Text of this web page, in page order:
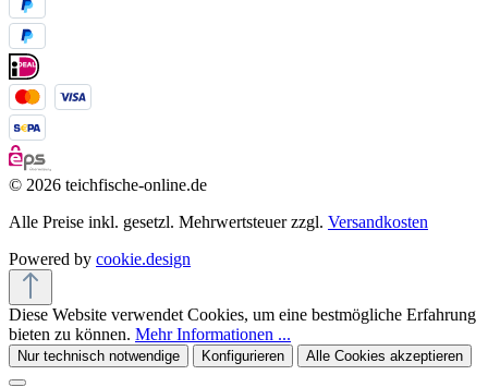
© 2026 teichfische-online.de
Alle Preise inkl. gesetzl. Mehrwertsteuer zzgl. Versandkosten
Powered by cookie.design
Diese Website verwendet Cookies, um eine bestmögliche Erfahrung
bieten zu können. Mehr Informationen ...
Nur technisch notwendige Konfigurieren Alle Cookies akzeptieren